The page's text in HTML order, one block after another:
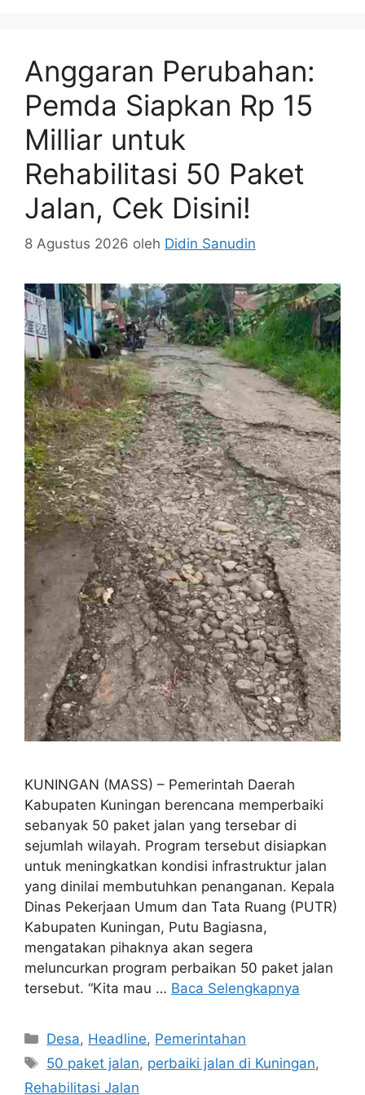
Anggaran Perubahan:
Pemda Siapkan Rp 15
Milliar untuk
Rehabilitasi 50 Paket
Jalan, Cek Disini!
8 Agustus 2026 oleh Didin Sanudin
KUNINGAN (MASS) – Pemerintah Daerah
Kabupaten Kuningan berencana memperbaiki
sebanyak 50 paket jalan yang tersebar di
sejumlah wilayah. Program tersebut disiapkan
untuk meningkatkan kondisi infrastruktur jalan
yang dinilai membutuhkan penanganan. Kepala
Dinas Pekerjaan Umum dan Tata Ruang (PUTR)
Kabupaten Kuningan, Putu Bagiasna,
mengatakan pihaknya akan segera
meluncurkan program perbaikan 50 paket jalan
tersebut. “Kita mau … Baca Selengkapnya
Kategori
Desa, Headline, Pemerintahan
Tag
50 paket jalan, perbaiki jalan di Kuningan,
Rehabilitasi Jalan